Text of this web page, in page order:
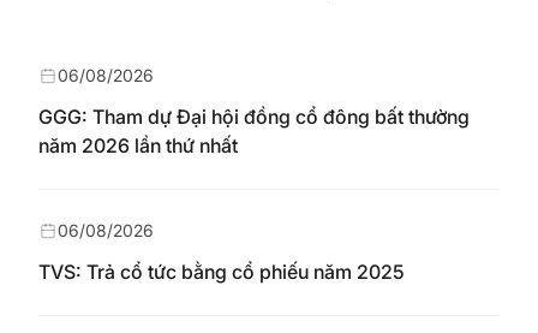
GGG: Tham dự Đại hội đồng cổ đông bất thường
năm 2026 lần thứ nhất
06/08/2026
TVS: Trả cổ tức bằng cổ phiếu năm 2025
06/08/2026